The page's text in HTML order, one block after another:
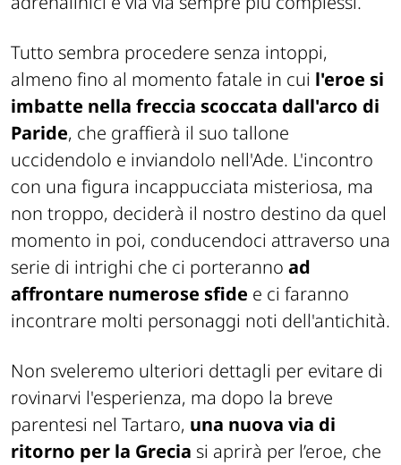
Tutto sembra procedere senza intoppi,
almeno fino al momento fatale in cui l'eroe si
imbatte nella freccia scoccata dall'arco di
Paride, che graffierà il suo tallone
uccidendolo e inviandolo nell'Ade. L'incontro
con una figura incappucciata misteriosa, ma
non troppo, deciderà il nostro destino da quel
momento in poi, conducendoci attraverso una
serie di intrighi che ci porteranno ad
affrontare numerose sfide e ci faranno
incontrare molti personaggi noti dell'antichità.
Non sveleremo ulteriori dettagli per evitare di
rovinarvi l'esperienza, ma dopo la breve
parentesi nel Tartaro, una nuova via di
ritorno per la Grecia si aprirà per l’eroe, che